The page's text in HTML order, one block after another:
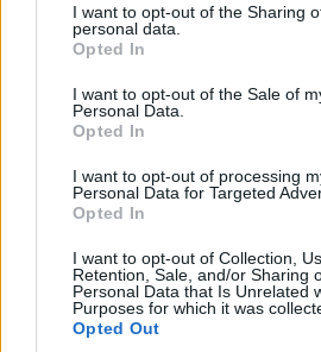
not limited to your visit or usage
grant or deny consent to Google and
use your data for below specified
consent section.
I want to opt-out of the Sharing
personal data.
Opted In
I want to opt-out of the Sale of
Personal Data.
Opted In
I want to opt-out of processing
Personal Data for Targeted
Opted In
I want to opt-out of Collection,
Retention, Sale, and/or Sharing
Personal Data that Is Unrelated
Purposes for which it was
Opted Out
«Η Emirates και η dnata έχουν
δισεκατομμύρια δολάρια για
των προϊόντων και